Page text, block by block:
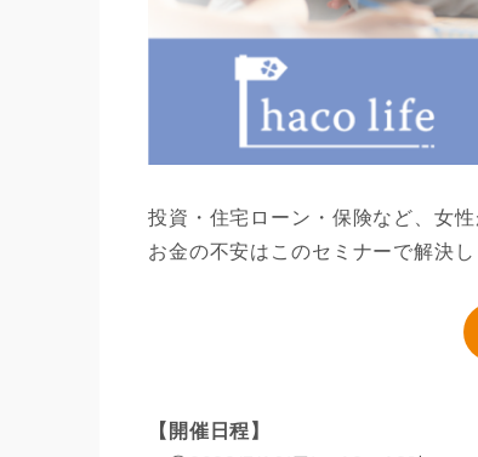
投資・住宅ローン・保険など、女
お金の不安はこのセミナーで解決
【開催日程】